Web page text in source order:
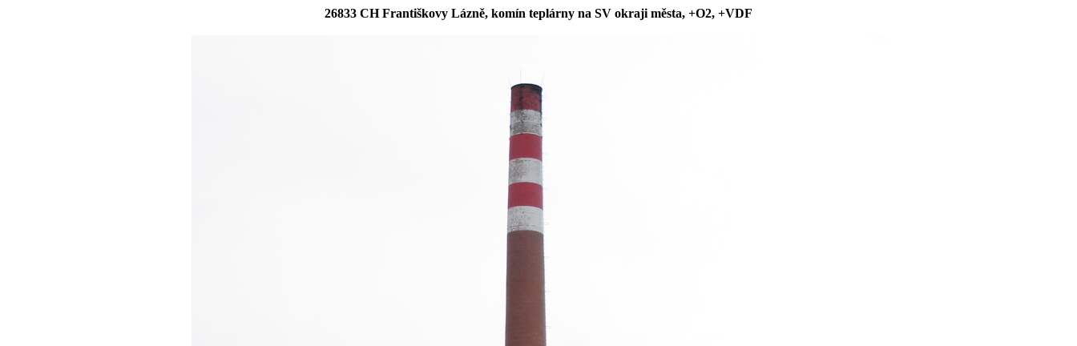
26833 CH Františkovy Lázně, komín teplárny na SV okraji města, +O2, +VDF